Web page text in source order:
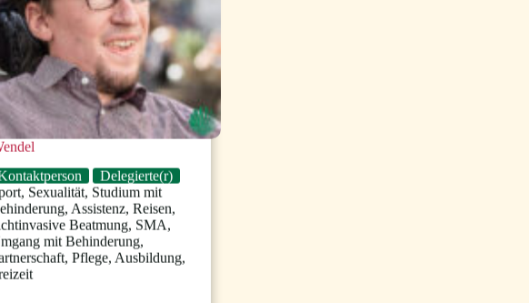
Delegierte(r)
, Sexualität, Studium mit
, Assistenz, Reisen,
Beatmung, SMA,
mit Behinderung,
, Pflege, Ausbildung,